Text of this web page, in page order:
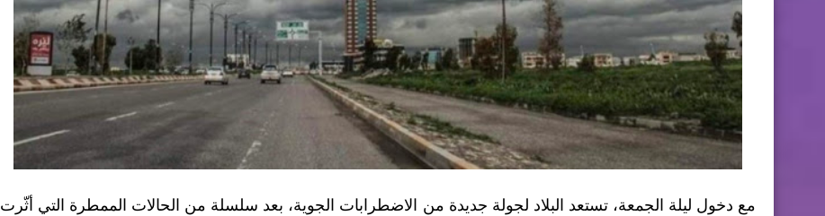
مع دخول ليلة الجمعة، تستعد البلاد لجولة جديدة من الاضطرابات الجوية، بعد سلسلة من الحالات الممطرة التي أثّرت